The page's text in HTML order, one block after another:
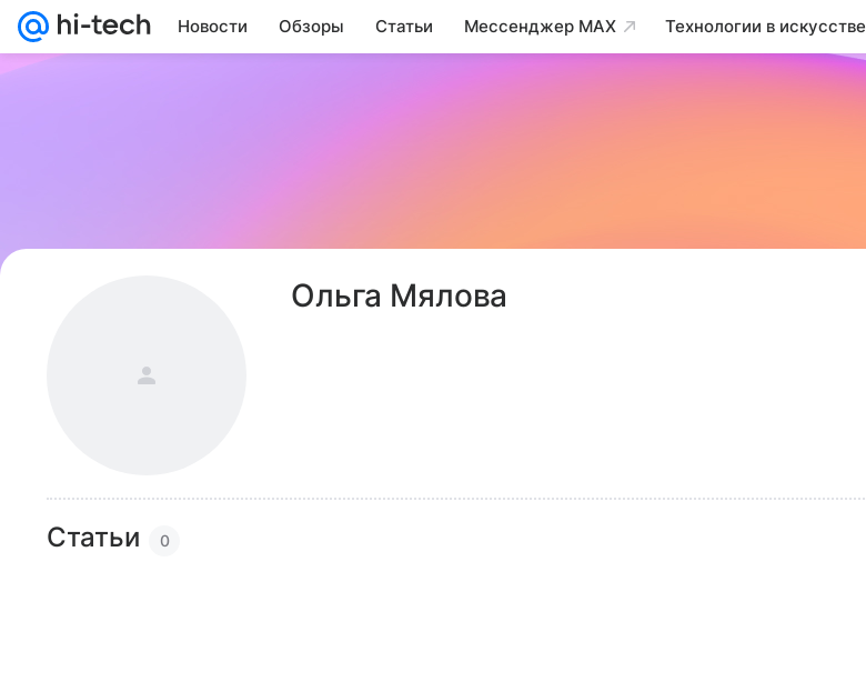
Новости Обзоры Статьи Мессенджер MAX Технологии в искусстве
Ольга Мялова
Статьи 0